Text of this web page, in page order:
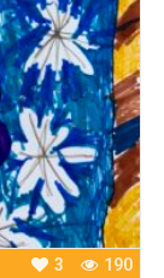
190
3